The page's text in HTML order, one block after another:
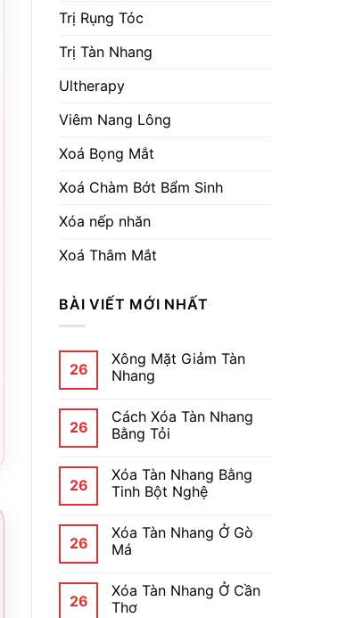
Trị Rụng Tóc
Trị Tàn Nhang
Ultherapy
Viêm Nang Lông
Xoá Bọng Mắt
Xoá Chàm Bớt Bẩm Sinh
Xóa nếp nhăn
Xoá Thâm Mắt
BÀI VIẾT MỚI NHẤT
26
Xông Mặt Giảm Tàn
Nhang
26
Cách Xóa Tàn Nhang
Bằng Tỏi
26
Xóa Tàn Nhang Bằng
Tinh Bột Nghệ
26
Xóa Tàn Nhang Ở Gò
Má
26
Xóa Tàn Nhang Ở Cần
Thơ